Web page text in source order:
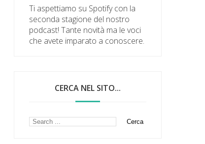
Ti aspettiamo su Spotify con la
seconda stagione del nostro
podcast! Tante novità ma le voci
che avete imparato a conoscere.
CERCA NEL SITO...